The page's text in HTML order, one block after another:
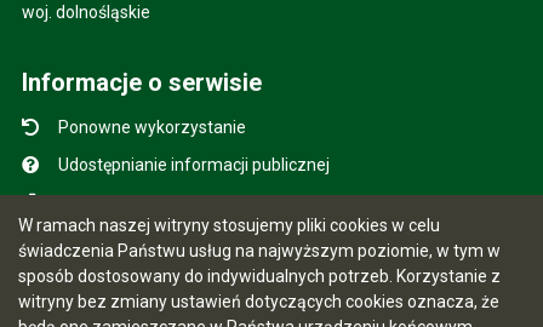
W ramach naszej witryny stosujemy pliki cookies w celu
świadczenia Państwu usług na najwyższym poziomie, w tym w
sposób dostosowany do indywidualnych potrzeb. Korzystanie z
witryny bez zmiany ustawień dotyczących cookies oznacza, że
woj. dolnośląskie
Informacje o serwisie
Ponowne wykorzystanie
Udostępnianie informacji publicznej
Instrukcja obsługi
Statystyki oglądalności
Ostatnio dodane